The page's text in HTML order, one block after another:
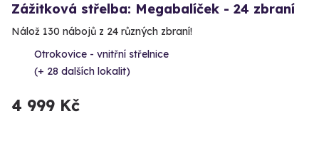
Zážitková střelba: Megabalíček - 24 zbraní
Nálož 130 nábojů z 24 různých zbraní!
Otrokovice - vnitřní střelnice
(+ 28 dalších lokalit)
4 999 Kč